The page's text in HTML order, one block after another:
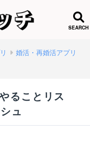
婚活・再婚活アプリ
ることリス
ュ